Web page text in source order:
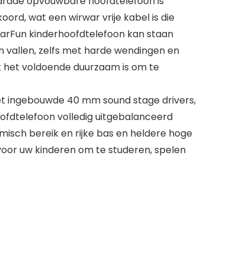
wat een wirwar vrije kabel is die
kinderhoofdtelefoon kan staan
zelfs met harde wendingen en
voldoende duurzaam is om te
ingebouwde 40 mm sound stage drivers,
volledig uitgebalanceerd
bereik en rijke bas en heldere hoge
uw kinderen om te studeren, spelen